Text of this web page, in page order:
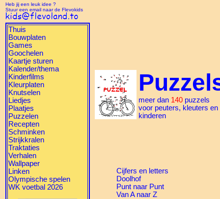
Heb jij een leuk idee ?
Stuur een email naar de Flevokids
Thuis
Bouwplaten
Games
Goochelen
Kaartje sturen
Kalender/thema
Kinderfilms
Kleurplaten
Knutselen
Liedjes
Plaatjes
Puzzelen
Recepten
Schminken
Strijkkralen
Traktaties
Verhalen
Wallpaper
Linken
Olympische spelen
WK voetbal 2026
meer dan 140 puzzels
voor peuters, kleuters en
kinderen
Cijfers en letters
Doolhof
Punt naar Punt
Van A naar Z